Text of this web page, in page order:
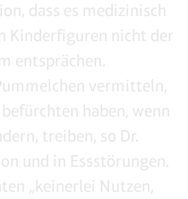
dass es medizinisch
Kinderfiguren nicht der
entsprächen.
vermitteln,
haben, wenn
treiben, so Dr.
und in Essstörungen.
„keinerlei Nutzen,